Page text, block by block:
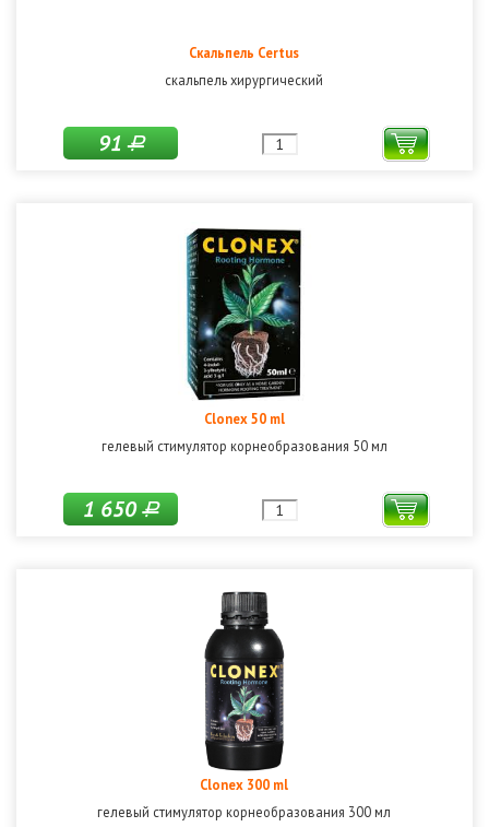
Скальпель Certus
скальпель хирургический
91Р
Clonex 50 ml
гелевый стимулятор корнеобразования 50 мл
1 650Р
Clonex 300 ml
гелевый стимулятор корнеобразования 300 мл